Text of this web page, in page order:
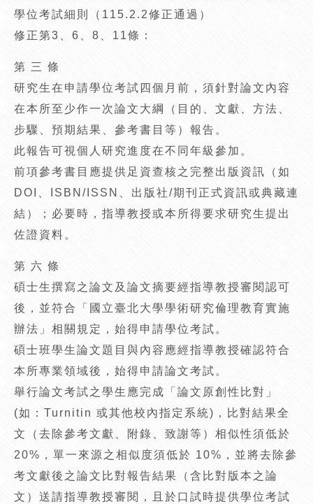
學位考試細則（115.2.2修正通過）
修正第3、6、8、11條：
第 三 條
研究生在申請學位考試四個月前，須針對論文內容
在本所至少作一次論文大綱（目的、文獻、方法、
步驟、預期結果、參考書目等）報告。
此報告可視個人研究進度在不同年級參加。
前項參考書目應提供足資查核之完整出版資訊（如
DOI、ISBN/ISSN、出版社/期刊正式資訊或典藏連
結）；必要時，指導教授或本所得要求研究生提出
佐證資料。
第 六 條
碩士生撰寫之論文及論文摘要經指導教授審閱認可
後，並符合「國立臺北大學學術研究倫理教育實施
辦法」相關規定，始得申請學位考試。
碩士班學生論文題目與內容應經指導教授確認符合
本所專業領域後，始得申請論文考試。
舉行論文考試之學生應完成「論文原創性比對」
(如：Turnitin 或其他校內指定系統)，比對結果全
文（去除參考文獻、附錄、致謝等）相似性須低於
20%，單一來源之相似度須低於 10%，並將去除參
考文獻後之論文比對報告結果（含比對版本之論
文）送請指導教授審閱，且於口試時提供學位考試